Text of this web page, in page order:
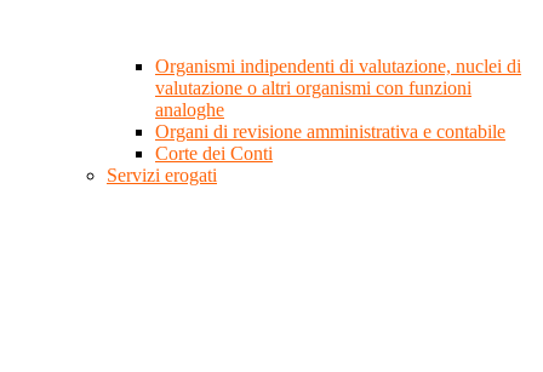
Organismi indipendenti di valutazione, nuclei di
valutazione o altri organismi con funzioni
analoghe
Organi di revisione amministrativa e contabile
Corte dei Conti
Servizi erogati